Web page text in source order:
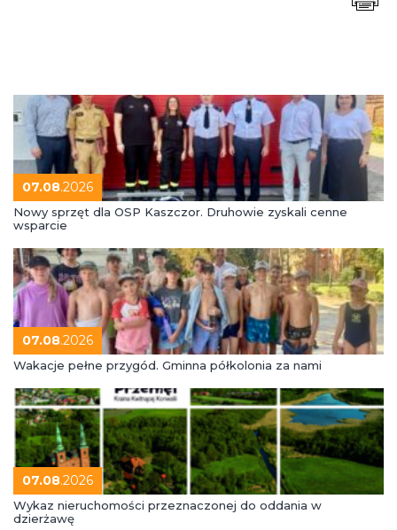
07.08.2026
Nowy sprzęt dla OSP Kaszczor. Druhowie zyskali cenne
wsparcie
07.08.2026
Wakacje pełne przygód. Gminna półkolonia za nami
07.08.2026
Wykaz nieruchomości przeznaczonej do oddania w
dzierżawę